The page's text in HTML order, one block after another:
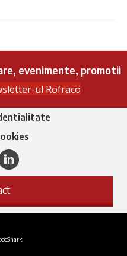
evenimente, promotii
ul Rofraco